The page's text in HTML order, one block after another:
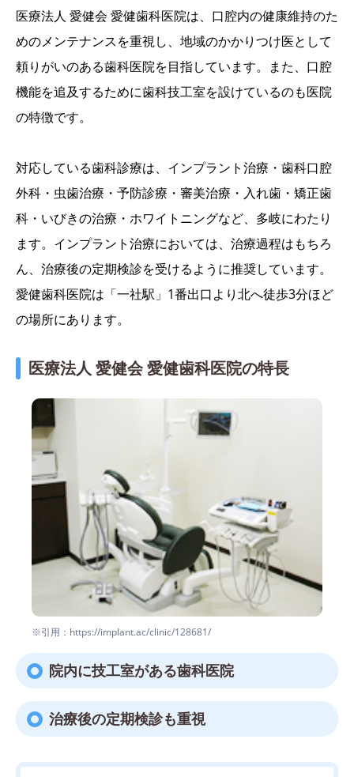
医療法人 愛健会 愛健歯科医院は、口腔内の健康維持のた
めのメンテナンスを重視し、地域のかかりつけ医として
頼りがいのある歯科医院を目指しています。また、口腔
機能を追及するために歯科技工室を設けているのも医院
の特徴です。
対応している歯科診療は、インプラント治療・歯科口腔
外科・虫歯治療・予防診療・審美治療・入れ歯・矯正歯
科・いびきの治療・ホワイトニングなど、多岐にわたり
ます。インプラント治療においては、治療過程はもちろ
ん、治療後の定期検診を受けるように推奨しています。
愛健歯科医院は「一社駅」1番出口より北へ徒歩3分ほど
の場所にあります。
医療法人 愛健会 愛健歯科医院の特長
※引用：https://implant.ac/clinic/128681/
院内に技工室がある歯科医院
治療後の定期検診も重視